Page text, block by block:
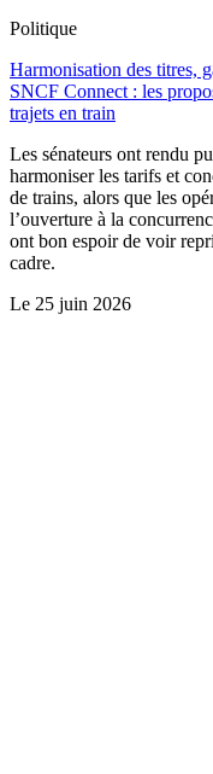
Politique
Harmonisation des titres,
SNCF Connect : les
trajets en train
Les sénateurs ont rendu
harmoniser les tarifs et
de trains, alors que les
l’ouverture à la
ont bon espoir de voir
cadre.
Le 25 juin 2026